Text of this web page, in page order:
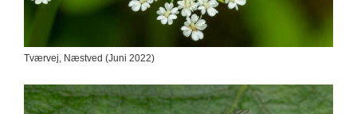
Tværvej, Næstved (Juni 2022)